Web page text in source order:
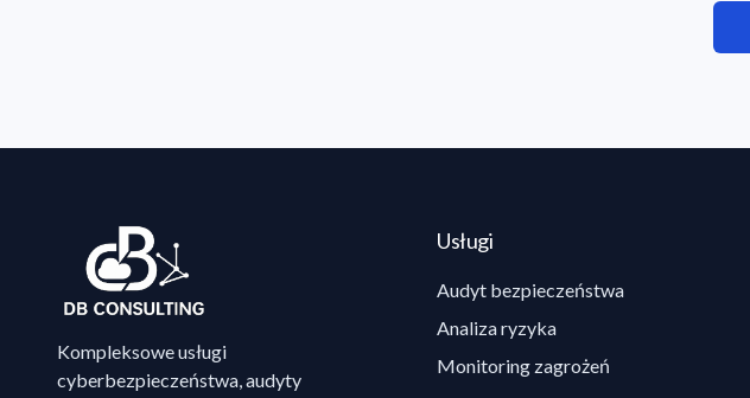
Kompleksowe usługi
cyberbezpieczeństwa, audyty
Usługi
Audyt bezpieczeństwa
Analiza ryzyka
Monitoring zagrożeń